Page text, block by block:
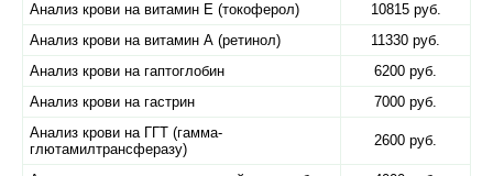
Анализ крови на витамин E (токоферол)
10815 руб.
Анализ крови на витамин А (ретинол)
11330 руб.
Анализ крови на гаптоглобин
6200 руб.
Анализ крови на гастрин
7000 руб.
Анализ крови на ГГТ (гамма-
глютамилтрансферазу)
2600 руб.